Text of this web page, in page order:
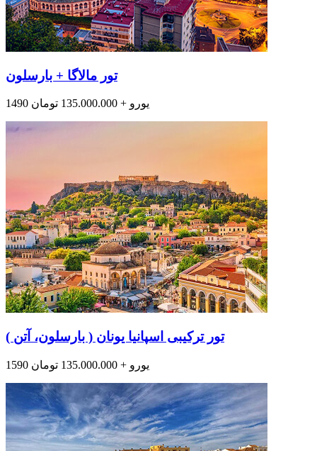
تور مالاگا + بارسلون
1490 یورو + 135.000.000 تومان
تور ترکیبی اسپانیا یونان ( بارسلون، آتن )
1590 یورو + 135.000.000 تومان